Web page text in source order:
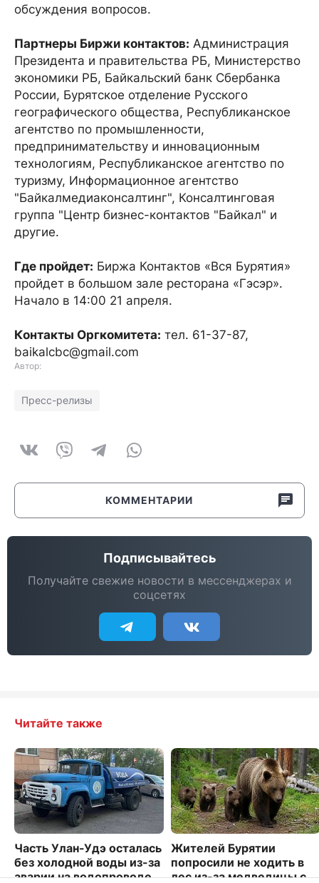
обсуждения вопросов.
Партнеры Биржи контактов: Администрация
Президента и правительства РБ, Министерство
экономики РБ, Байкальский банк Сбербанка
России, Бурятское отделение Русского
географического общества, Республиканское
агентство по промышленности,
предпринимательству и инновационным
технологиям, Республиканское агентство по
туризму, Информационное агентство
"Байкалмедиаконсалтинг", Консалтинговая
группа "Центр бизнес-контактов "Байкал" и
другие.
Где пройдет: Биржа Контактов «Вся Бурятия»
пройдет в большом зале ресторана «Гэсэр».
Начало в 14:00 21 апреля.
Контакты Оргкомитета: тел. 61-37-87,
baikalcbc@gmail.com
Автор:
Пресс-релизы
КОММЕНТАРИИ
Подписывайтесь
Получайте свежие новости в мессенджерах и
соцсетях
Читайте также
Часть Улан-Удэ осталась
без холодной воды из-за
аварии на водопроводе
Жителей Бурятии
попросили не ходить в
лес из-за медведицы с